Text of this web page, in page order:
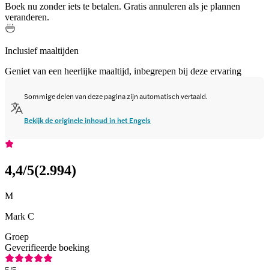
Boek nu zonder iets te betalen. Gratis annuleren als je plannen
veranderen.
Inclusief maaltijden
Geniet van een heerlijke maaltijd, inbegrepen bij deze ervaring
Sommige delen van deze pagina zijn automatisch vertaald.
Bekijk de originele inhoud in het Engels
4,4/5(2.994)
M
Mark C
Groep
Geverifieerde boeking